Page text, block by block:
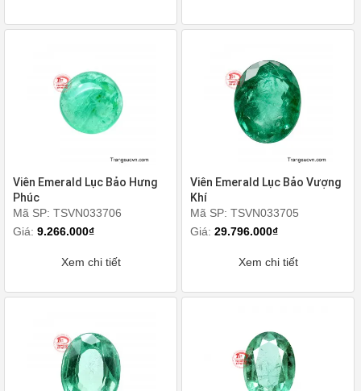
Viên Emerald Lục Bảo Hưng
Phúc
Mã SP: TSVN033706
Giá: 9.266.000₫
Xem chi tiết
Viên Emerald Lục Bảo Vượng
Khí
Mã SP: TSVN033705
Giá:29.796.000₫
Xem chi tiết